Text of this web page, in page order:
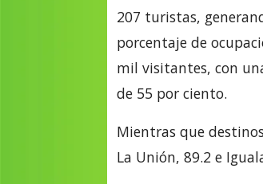
207 turistas,
porcentaje de
mil visitantes, con
de 55 por ciento.
Mientras que
La Unión, 89.2 e